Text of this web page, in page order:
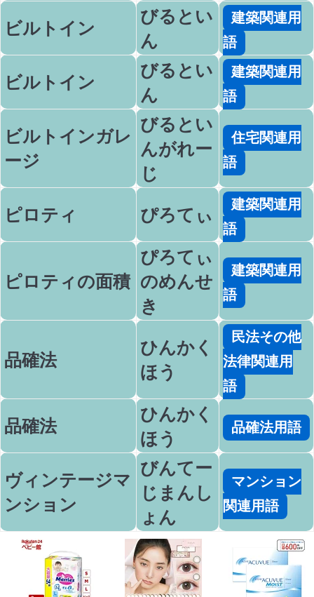
ビルトイン
びるとい
ん
建築関連用
語
ビルトイン
びるとい
ん
建築関連用
語
ビルトインガレ
ージ
びるとい
んがれー
じ
住宅関連用
語
ピロティ ぴろてぃ
建築関連用
語
ピロティの面積
ぴろてぃ
のめんせ
き
建築関連用
語
品確法
ひんかく
ほう
民法その他
法律関連用
語
品確法
ひんかく
ほう
品確法用語
ヴィンテージマ
ンション
びんてー
じまんし
ょん
マンション
関連用語